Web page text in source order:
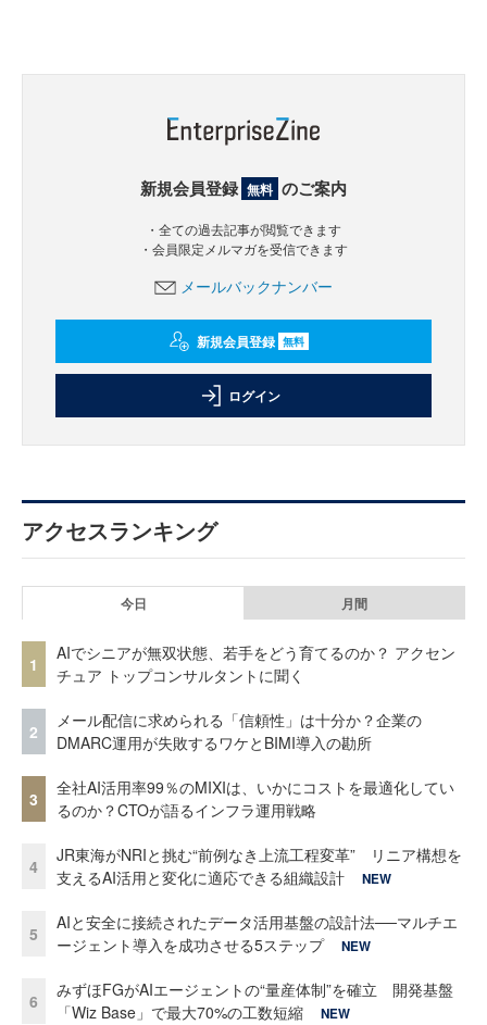
新規会員登録 無料 のご案内
・全ての過去記事が閲覧できます
・会員限定メルマガを受信できます
メールバックナンバー
新規会員登録 無料
ログイン
アクセスランキング
今日 月間
1
AIでシニアが無双状態、若手をどう育てるのか？ アクセン
チュア トップコンサルタントに聞く
2
メール配信に求められる「信頼性」は十分か？企業の
DMARC運用が失敗するワケとBIMI導入の勘所
3
全社AI活用率99％のMIXIは、いかにコストを最適化してい
るのか？CTOが語るインフラ運用戦略
4
JR東海がNRIと挑む“前例なき上流工程変革” リニア構想を
支えるAI活用と変化に適応できる組織設計
NEW
5
AIと安全に接続されたデータ活用基盤の設計法──マルチエ
ージェント導入を成功させる5ステップ
NEW
6
みずほFGがAIエージェントの“量産体制”を確立 開発基盤
「Wiz Base」で最大70%の工数短縮
NEW